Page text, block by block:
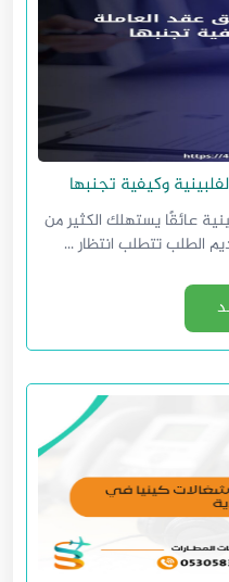
وكيفية تجنبها
عائقًا يستهلك الكثير من
الطلب تتطلب انتظار ...